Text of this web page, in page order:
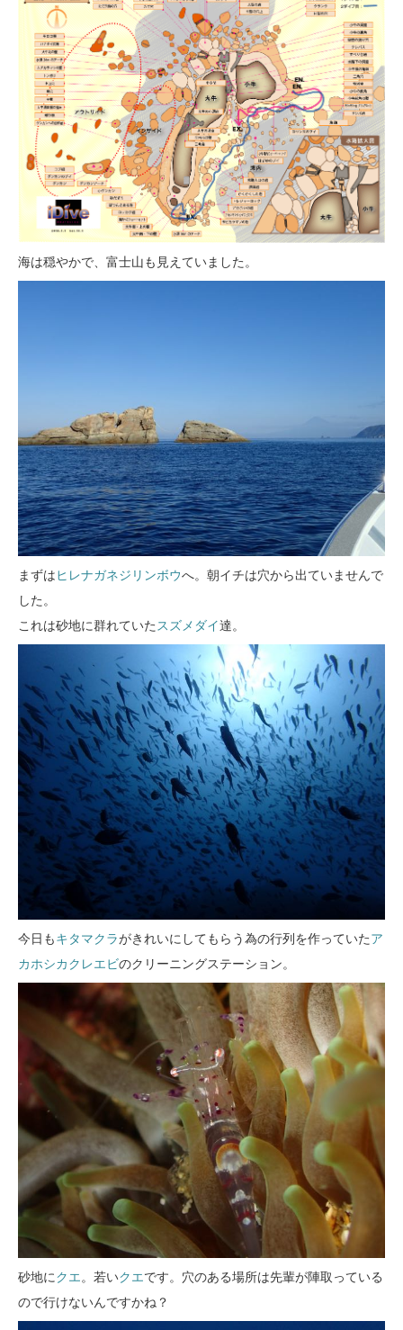
海は穏やかで、富士山も見えていました。
まずはヒレナガネジリンボウへ。朝イチは穴から出ていませんで
した。
これは砂地に群れていたスズメダイ達。
今日もキタマクラがきれいにしてもらう為の行列を作っていたア
カホシカクレエビのクリーニングステーション。
砂地にクエ。若いクエです。穴のある場所は先輩が陣取っている
ので行けないんですかね？